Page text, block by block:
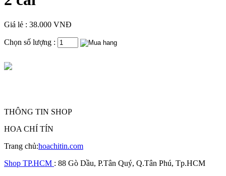
Giá lẻ : 38.000 VNĐ
Chọn số lượng :
THÔNG TIN SHOP
HOA CHÍ TÍN
Trang chủ:hoachitin.com
Shop TP.HCM : 88 Gò Dầu, P.Tân Quý, Q.Tân Phú, Tp.HCM